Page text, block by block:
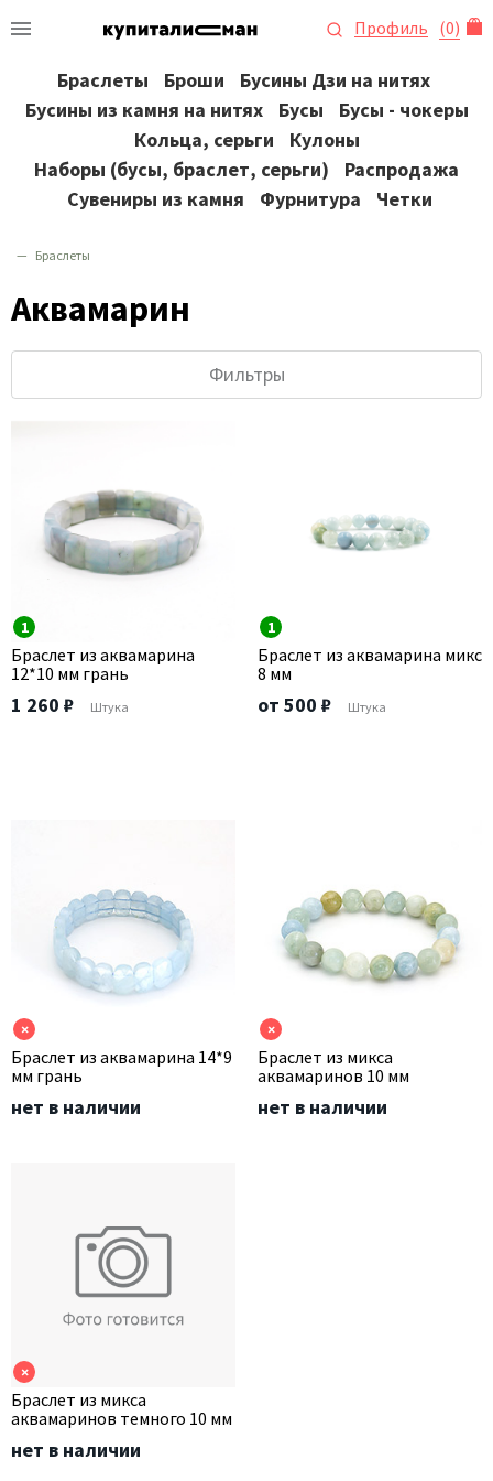
Профиль (0)
Браслеты Броши
Бусины Дзи на нитях
Бусины из камня на нитях
Бусы
Бусы - чокеры
Кольца, серьги
Кулоны
Наборы (бусы, браслет, серьги)
Распродажа
Сувениры из камня
Фурнитура Четки
Браслеты
Аквамарин
Фильтры
1
Браслет из аквамарина
12*10 мм грань
1 260 ₽ Штука
1
Браслет из аквамарина микс
8 мм
от 500 ₽ Штука
×
Браслет из аквамарина 14*9
мм грань
нет в наличии
×
Браслет из микса
аквамаринов 10 мм
нет в наличии
×
Браслет из микса
аквамаринов темного 10 мм
нет в наличии